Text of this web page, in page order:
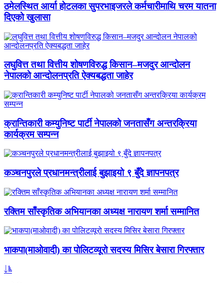
ठमेलस्थित आर्या होटलका सुपरभाइजरले कर्मचारीमाथि चरम यातना
दिएको खुलासा
लघुवित्त तथा वित्तीय शोषणविरुद्ध किसान–मजदुर आन्दोलन
नेपालको आन्दोलनप्रति ऐक्यबद्धता जाहेर
क्रान्तिकारी कम्युनिष्ट पार्टी नेपालको जनतासँग अन्तरक्रिया
कार्यक्रम सम्पन्न
कञ्चनपुरले प्रधानमन्त्रीलाई बुझाइयो ९ बुँदे ज्ञापनपत्र
रक्तिम साँस्कृतिक अभियानका अध्यक्ष नारायण शर्मा सम्मानित
भाकपा(माओवादी) का पोलिटव्यूरो सदस्य मिसिर बेसारा गिरफ्तार